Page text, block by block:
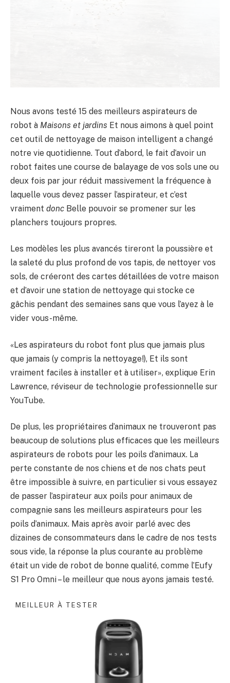
Nous avons testé 15 des meilleurs aspirateurs de
robot à Maisons et jardins Et nous aimons à quel point
cet outil de nettoyage de maison intelligent a changé
notre vie quotidienne. Tout d’abord, le fait d’avoir un
robot faites une course de balayage de vos sols une ou
deux fois par jour réduit massivement la fréquence à
laquelle vous devez passer l’aspirateur, et c’est
vraiment donc Belle pouvoir se promener sur les
planchers toujours propres.
Les modèles les plus avancés tireront la poussière et
la saleté du plus profond de vos tapis, de nettoyer vos
sols, de créeront des cartes détaillées de votre maison
et d’avoir une station de nettoyage qui stocke ce
gâchis pendant des semaines sans que vous l’ayez à le
vider vous-même.
«Les aspirateurs du robot font plus que jamais plus
que jamais (y compris la nettoyage!), Et ils sont
vraiment faciles à installer et à utiliser», explique Erin
Lawrence, réviseur de technologie professionnelle sur
YouTube.
De plus, les propriétaires d’animaux ne trouveront pas
beaucoup de solutions plus efficaces que les meilleurs
aspirateurs de robots pour les poils d’animaux. La
perte constante de nos chiens et de nos chats peut
être impossible à suivre, en particulier si vous essayez
de passer l’aspirateur aux poils pour animaux de
compagnie sans les meilleurs aspirateurs pour les
poils d’animaux. Mais après avoir parlé avec des
dizaines de consommateurs dans le cadre de nos tests
sous vide, la réponse la plus courante au problème
était un vide de robot de bonne qualité, comme l’Eufy
S1 Pro Omni – le meilleur que nous ayons jamais testé.
MEILLEUR À TESTER